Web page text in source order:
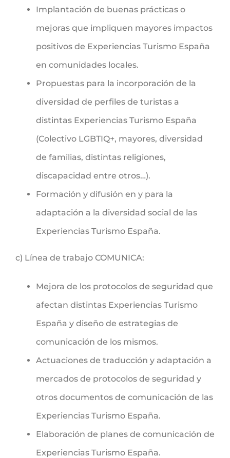
Implantación de buenas prácticas o
mejoras que impliquen mayores impactos
positivos de Experiencias Turismo España
en comunidades locales.
Propuestas para la incorporación de la
diversidad de perfiles de turistas a
distintas Experiencias Turismo España
(Colectivo LGBTIQ+, mayores, diversidad
de familias, distintas religiones,
discapacidad entre otros…).
Formación y difusión en y para la
adaptación a la diversidad social de las
Experiencias Turismo España.
c) Línea de trabajo COMUNICA:
Mejora de los protocolos de seguridad que
afectan distintas Experiencias Turismo
España y diseño de estrategias de
comunicación de los mismos.
Actuaciones de traducción y adaptación a
mercados de protocolos de seguridad y
otros documentos de comunicación de las
Experiencias Turismo España.
Elaboración de planes de comunicación de
Experiencias Turismo España.